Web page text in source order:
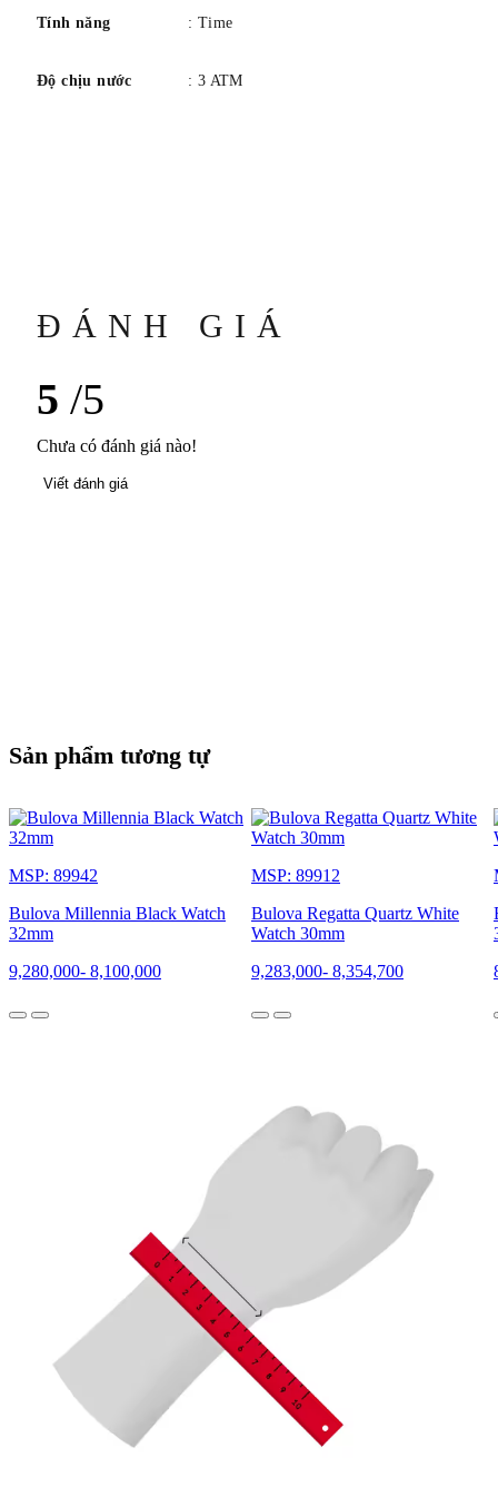
Tính năng : Time
Độ chịu nước : 3 ATM
ĐÁNH GIÁ
5 /5
Chưa có đánh giá nào!
Viết đánh giá
Sản phẩm tương tự
MSP: 89942
Bulova Millennia Black Watch
32mm
9,280,000- 8,100,000
MSP: 89912
Bulova Regatta Quartz White
Watch 30mm
9,283,000- 8,354,700